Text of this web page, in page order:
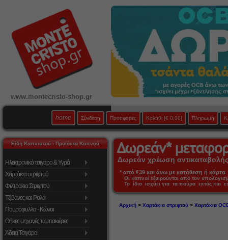
www.montecristo-shop.gr
home Σύνδεση Προσφορές Καλάθι [€ 0,00] Πληρωμή
Είδη Καπνιστού - Προϊόντα Καπνού
Ηλεκτρονικό τσιγάρο & Υγρά
Χαρτάκια στριφτού
Φιλτράκια Στριφτού
Τζιβάνες και Ρολά
Πουρόφυλλα - Κώνοι
Θήκες μηχανές ταμπακιέρες
Άδεια Τσιγάρα
Δωρεάν χρέωση
* από €39 και άνω με κατάθεση ή
Οι καπνοί εξαιρούνται από τον
Το ίδιο ισχύει για τα πούρα εκτός και
Αρχική> Χαρτάκια στριφτού> Χαρτάκια